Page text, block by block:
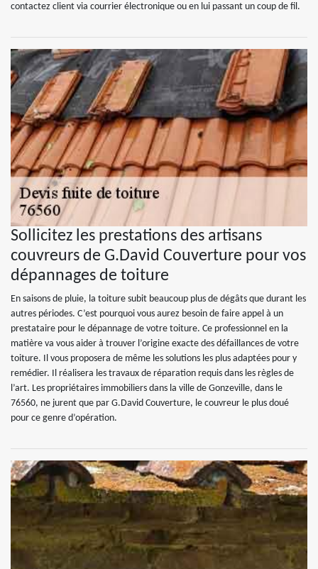
contactez client via courrier électronique ou en lui passant un coup de fil.
Sollicitez les prestations des artisans
couvreurs de G.David Couverture pour vos
dépannages de toiture
En saisons de pluie, la toiture subit beaucoup plus de dégâts que durant les
autres périodes. C’est pourquoi vous aurez besoin de faire appel à un
prestataire pour le dépannage de votre toiture. Ce professionnel en la
matière va vous aider à trouver l’origine exacte des défaillances de votre
toiture. Il vous proposera de même les solutions les plus adaptées pour y
remédier. Il réalisera les travaux de réparation requis dans les règles de
l’art. Les propriétaires immobiliers dans la ville de Gonzeville, dans le
76560, ne jurent que par G.David Couverture, le couvreur le plus doué
pour ce genre d’opération.